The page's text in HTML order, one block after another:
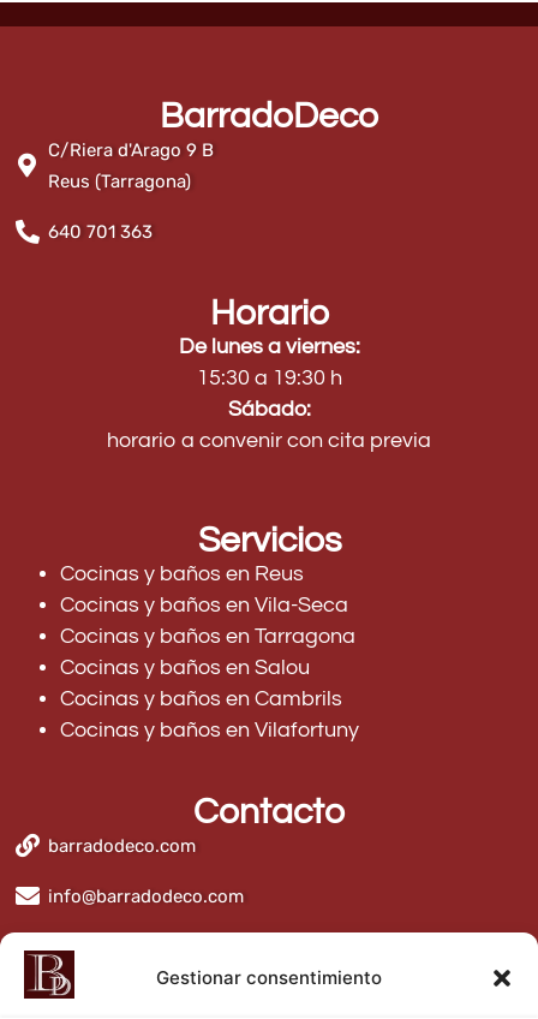
Gestionar consentimiento
BarradoDeco
C/Riera d'Arago 9 B
Reus (Tarragona)
640 701 363
Horario
De lunes a viernes:
15:30 a 19:30 h
Sábado:
horario a convenir con cita previa
Servicios
Cocinas y baños en Reus
Cocinas y baños en Vila-Seca
Cocinas y baños en Tarragona
Cocinas y baños en Salou
Cocinas y baños en Cambrils
Cocinas y baños en Vilafortuny
Contacto
barradodeco.com
info@barradodeco.com
BarradoDeco